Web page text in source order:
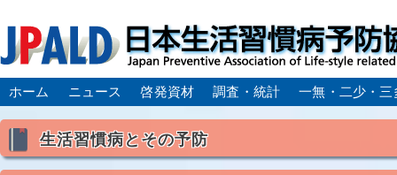
ホーム ニュース 啓発資材 調査・統計 一無・二少・三
生活習慣病とその予防